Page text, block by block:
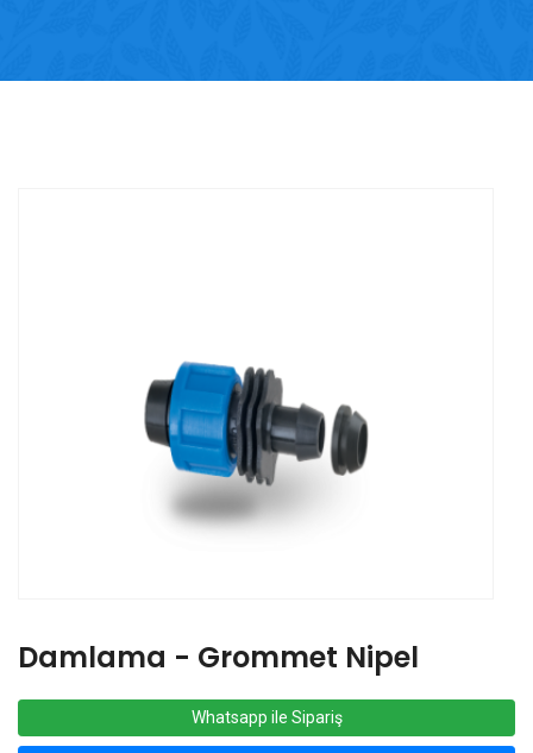
Damlama - Grommet Nipel
Whatsapp ile Sipariş